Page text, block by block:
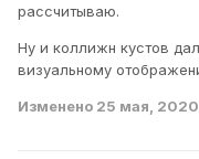
рассчитываю.
Ну и коллижн кустов
визуальному
Изменено 25 мая, 2020